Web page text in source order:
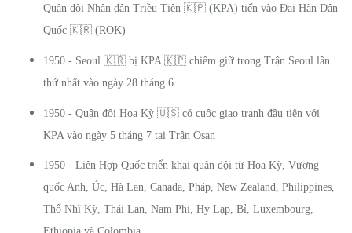
Quân đội Nhân dân Triều Tiên 🇰🇵 (KPA) tiến vào Đại Hàn Dân
Quốc 🇰🇷 (ROK)
1950 - Seoul 🇰🇷 bị KPA 🇰🇵 chiếm giữ trong Trận Seoul lần
thứ nhất vào ngày 28 tháng 6
1950 - Quân đội Hoa Kỳ 🇺🇸 có cuộc giao tranh đầu tiên với
KPA vào ngày 5 tháng 7 tại Trận Osan
1950 - Liên Hợp Quốc triển khai quân đội từ Hoa Kỳ, Vương
quốc Anh, Úc, Hà Lan, Canada, Pháp, New Zealand, Philippines,
Thổ Nhĩ Kỳ, Thái Lan, Nam Phi, Hy Lạp, Bỉ, Luxembourg,